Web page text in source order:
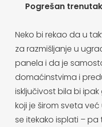
Pogrešan
Neko bi rekao da u
za razmišljanje u
panela i da je
domaćinstvima i
isključivost bila bi
koji je širom sveta
se itekako isplati –